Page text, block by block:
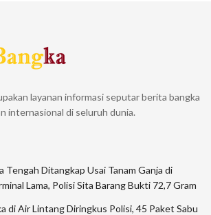
layanan informasi seputar berita bangka
internasional di seluruh dunia.
Tengah Ditangkap Usai Tanam Ganja di
Lama, Polisi Sita Barang Bukti 72,7 Gram
di Air Lintang Diringkus Polisi, 45 Paket Sabu